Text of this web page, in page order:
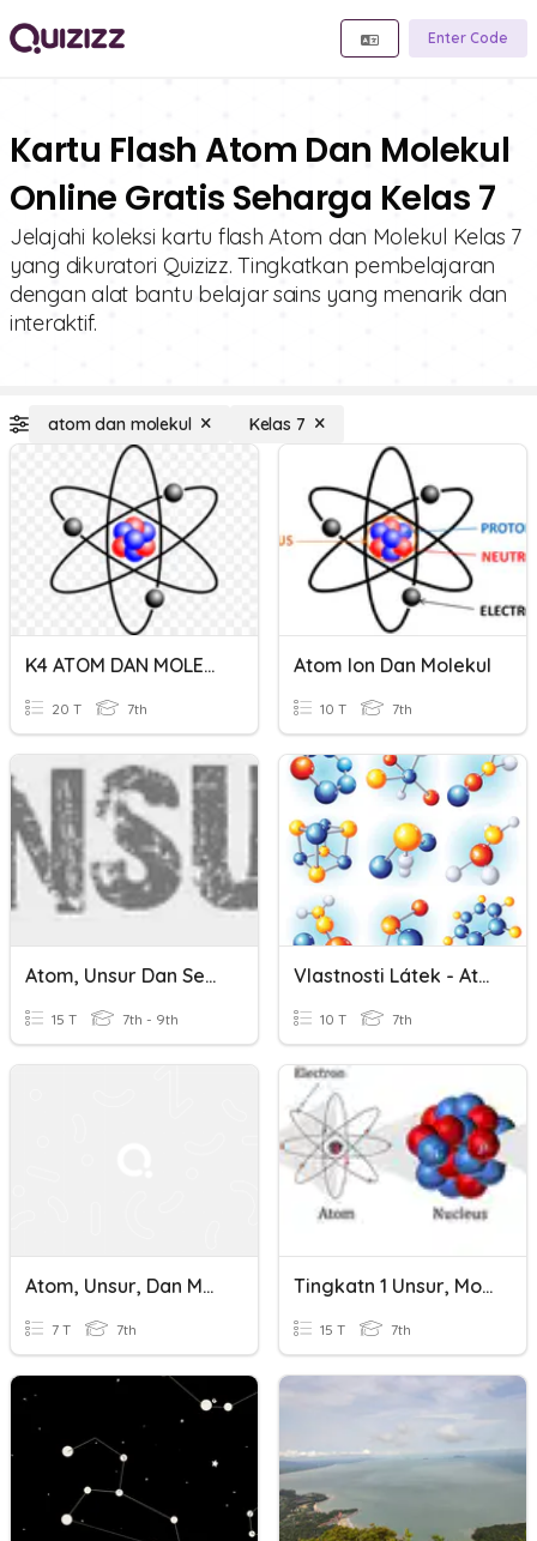
Enter Code
Kartu Flash Atom Dan Molekul
Online Gratis Seharga Kelas 7
Jelajahi koleksi kartu flash Atom dan Molekul Kelas 7
yang dikuratori Quizizz. Tingkatkan pembelajaran
dengan alat bantu belajar sains yang menarik dan
interaktif.
atom dan molekul Kelas 7
K4 ATOM DAN MOLEKUL
20 T 7th
Atom Ion Dan Molekul
10 T 7th
Atom, Unsur Dan Sebatian Sains Tingkatan 1
15 T 7th - 9th
Vlastnosti Látek - Atom, Molekula
10 T 7th
Atom, Unsur, Dan Molekul
7 T 7th
Tingkatn 1 Unsur, Molekul,sebatian & Atom
15 T 7th